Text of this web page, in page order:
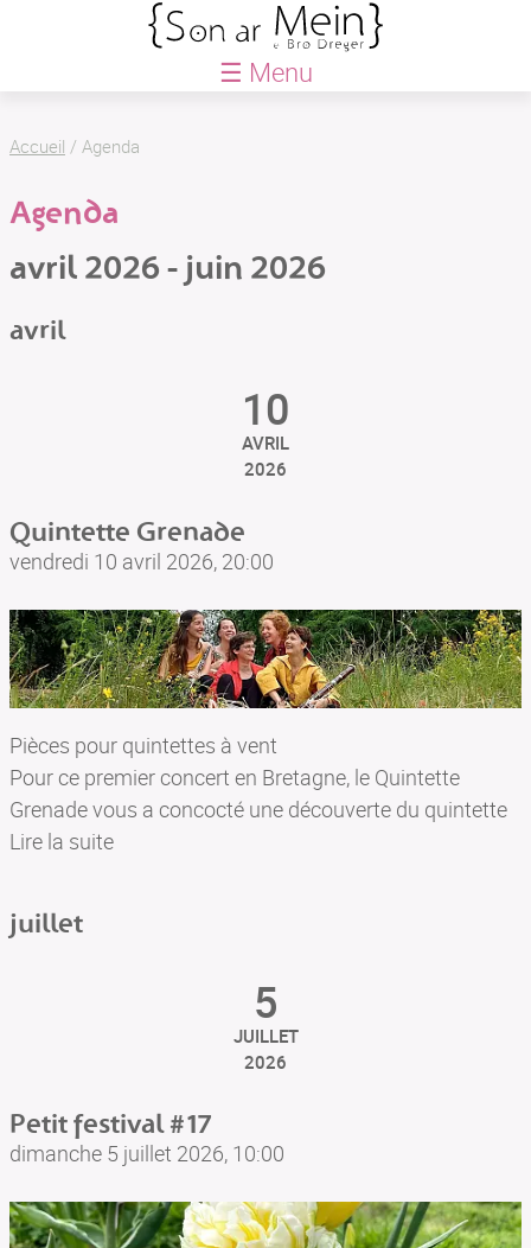
☰ Menu
AGENDA
QUE FAISONS-NOUS ?
SON AR MEIN
Accueil / Agenda
Agenda
avril 2026 - juin 2026
avril
10
AVRIL
2026
Quintette Grenade
vendredi 10 avril 2026, 20:00
Pièces pour quintettes à vent
Pour ce premier concert en Bretagne, le Quintette
Grenade vous a concocté une découverte du quintette
à vent à travers des compositeurs et compositrices
lumineux de Grażyna Bacewicz du milieu du XXe siècle,
pleine d’humour et de lyrisme, d’Hindemith.
Le Quintette fera dialoguer ces œuvres avec deux
Salle Guillaume Lejean
29620, Plouégat-Guérand, France
Lire la suite
juillet
5
JUILLET
2026
Petit festival #17
dimanche 5 juillet 2026, 10:00